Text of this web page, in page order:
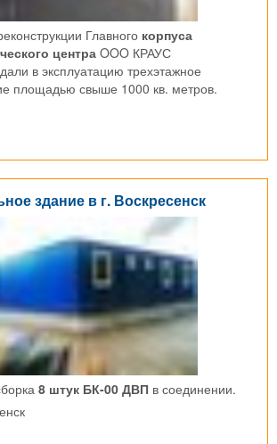
Главного корпуса
центра OOO КРАУС
в эксплуатацию трехэтажное
площадью свыше 1000 кв. метров.
здание в г. Воскресенск
8 штук БК-00 ДВП в соединении.